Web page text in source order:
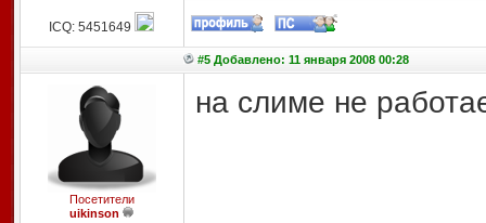
ICQ: 5451649
#5 Добавлено: 11 января 2008 00:28
Посетители
uikinson
на слиме не